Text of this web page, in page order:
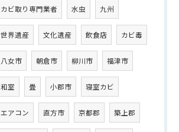
カビ取り専門業者 水虫 九州
世界遺産 文化遺産 飲食店 カビ毒
八女市 朝倉市 柳川市 福津市
和室 畳 小郡市 寝室カビ
エアコン 直方市 京都郡 築上郡